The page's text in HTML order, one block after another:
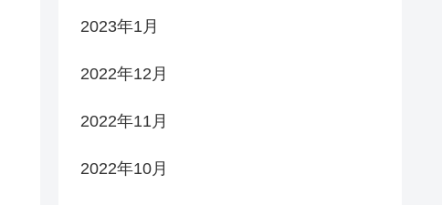
2023年1月
2022年12月
2022年11月
2022年10月